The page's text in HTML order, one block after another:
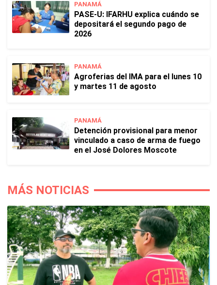
PANAMÁ
PASE-U: IFARHU explica cuándo se
depositará el segundo pago de
2026
PANAMÁ
Agroferias del IMA para el lunes 10
y martes 11 de agosto
PANAMÁ
Detención provisional para menor
vinculado a caso de arma de fuego
en el José Dolores Moscote
MÁS NOTICIAS